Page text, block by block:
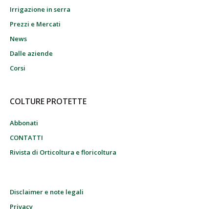
Irrigazione in serra
Prezzi e Mercati
News
Dalle aziende
Corsi
COLTURE PROTETTE
Abbonati
CONTATTI
Rivista di Orticoltura e floricoltura
Disclaimer e note legali
Privacy